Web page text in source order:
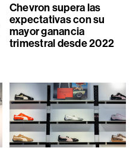
Chevron supera las
expectativas con su
mayor ganancia
trimestral desde 2022